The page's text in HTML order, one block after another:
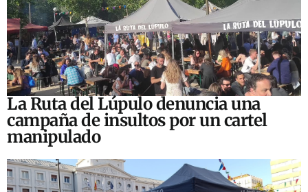
La Ruta del Lúpulo denuncia una
campaña de insultos por un cartel
manipulado